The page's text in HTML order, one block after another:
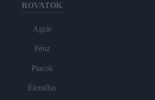
ROVATOK
Agrár
Pénz
Piacok
Életstílus